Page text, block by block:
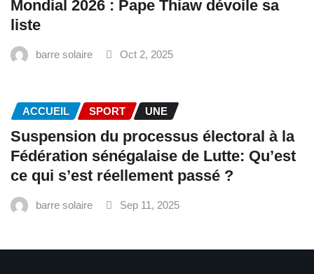
Mondial 2026 : Pape Thiaw dévoile sa
liste
barre solaire Oct 2, 2025
ACCUEIL SPORT UNE
‎Suspension du processus électoral à la
Fédération sénégalaise de Lutte: Qu’est
ce qui s’est réellement passé ? ‎‎
barre solaire Sep 11, 2025